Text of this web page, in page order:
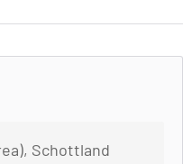
Schottland